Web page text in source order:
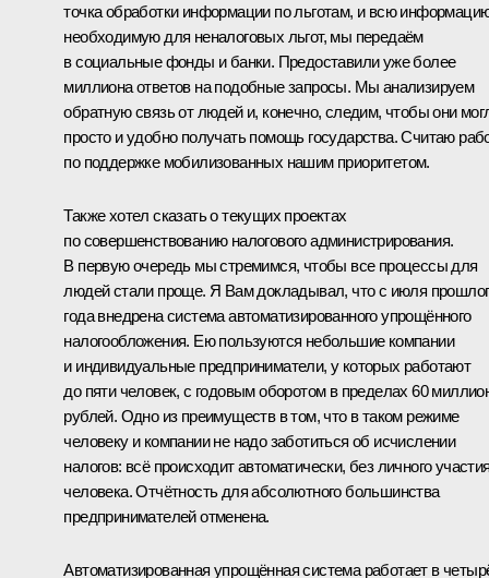
точка обработки информации по льготам, и всю
необходимую для неналоговых льгот, мы передаём
в социальные фонды и банки. Предоставили уже более
миллиона ответов на подобные запросы. Мы анализируем
обратную связь от людей и, конечно, следим, чтобы они
просто и удобно получать помощь государства. Считаю
по поддержке мобилизованных нашим приоритетом.
Также хотел сказать о текущих проектах
по совершенствованию налогового администрирования.
В первую очередь мы стремимся, чтобы все процессы для
людей стали проще. Я Вам докладывал, что с июля
года внедрена система автоматизированного упрощённого
налогообложения. Ею пользуются небольшие компании
и индивидуальные предприниматели, у которых работают
до пяти человек, с годовым оборотом в пределах 60
рублей. Одно из преимуществ в том, что в таком режиме
человеку и компании не надо заботиться об исчислении
налогов: всё происходит автоматически, без личного
человека. Отчётность для абсолютного большинства
предпринимателей отменена.
Автоматизированная упрощённая система работает в